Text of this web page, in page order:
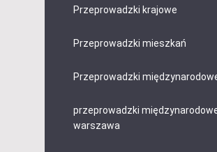
Przeprowadzki krajowe
Przeprowadzki mieszkań
Przeprowadzki
przeprowadzki
warszawa